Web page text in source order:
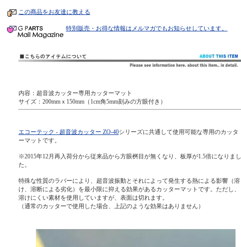
この商品をお友達に教える
特別販売・お得な情報はメルマガでもお知らせしています。
内容：超音波カッター専用カッターマット
サイズ：200mmｘ150mm（1cm角5mm刻みの方眼付き）
エコーテック - 超音波カッター ZO-40シリーズに共通して使用可能な専用のカッタ
ーマットです。
※2015年12月再入荷分から従来品から方眼桝目が無くなり、板厚が1.5倍になりまし
た。
特殊な性質のラバーにより、超音波振動とそれによって発生する熱による影響（溶
け、溶断による劣化）を最小限に抑える効果があるカッターマットです。ただし、
溶けにくい素材を使用していますが、表面は切れます。
（通常のカッターで使用した場合、上記のような効果はありません）